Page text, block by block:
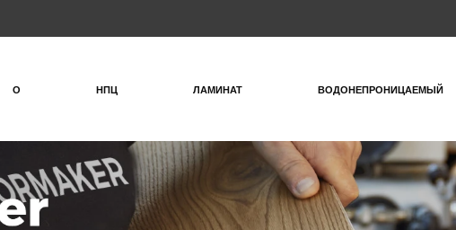
О НПЦ ЛАМИНАТ ВОДОНЕПРОНИЦАЕМЫЙ